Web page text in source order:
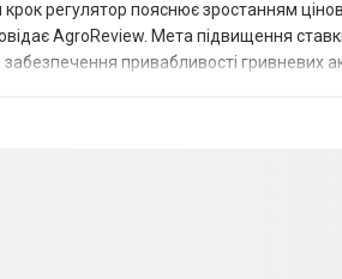
регулятор пояснює зростанням
AgroReview. Мета підвищення
привабливості гривневих